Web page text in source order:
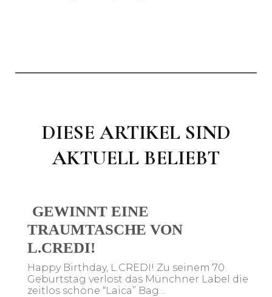
DIESE ARTIKEL SIND
AKTUELL BELIEBT
GEWINNT EINE
TRAUMTASCHE VON
L.CREDI!
Happy Birthday, L.CREDI! Zu seinem 70.
Geburtstag verlost das Münchner Label die
zeitlos schöne “Laica” Bag…